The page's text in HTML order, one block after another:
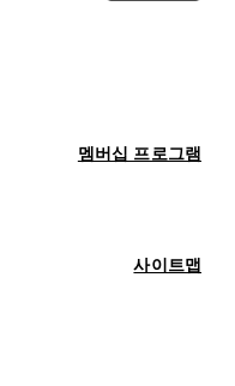
멤버십 프로그램
사이트맵